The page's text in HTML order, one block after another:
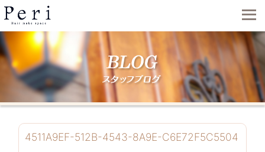
4511A9EF-512B-4543-8A9E-C6E72F5C5504